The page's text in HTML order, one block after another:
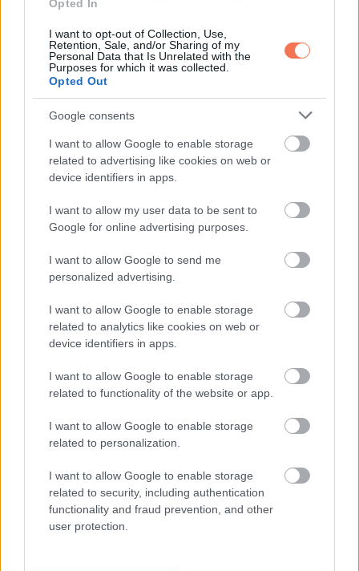
Opted In
I want to opt-out of Collection, Use,
Retention, Sale, and/or Sharing of my
Personal Data that Is Unrelated with the
Purposes for which it was collected.
Opted Out
Google consents
I want to allow Google to enable storage
related to advertising like cookies on web or
device identifiers in apps.
I want to allow my user data to be sent to
Google for online advertising purposes.
I want to allow Google to send me
personalized advertising.
I want to allow Google to enable storage
related to analytics like cookies on web or
device identifiers in apps.
I want to allow Google to enable storage
related to functionality of the website or app.
I want to allow Google to enable storage
related to personalization.
I want to allow Google to enable storage
related to security, including authentication
functionality and fraud prevention, and other
user protection.
11. Lisa Bonet és Jason Momoa – 12 év különbség